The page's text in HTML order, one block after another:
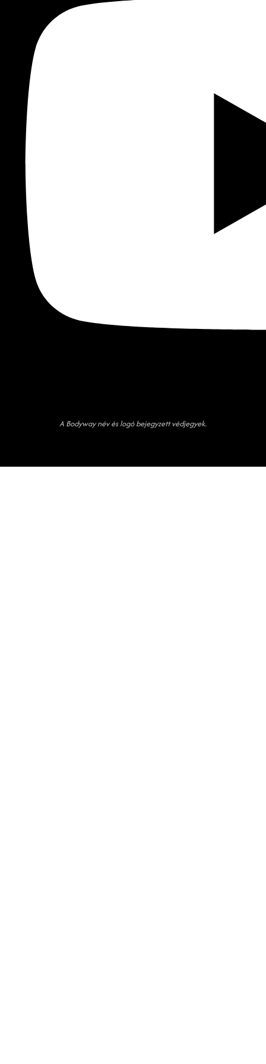
A Bodyway név és logó bejegyzett védjegyek.